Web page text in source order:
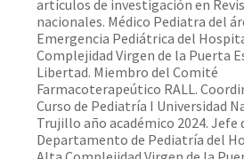
artículos de investigación en
nacionales. Médico Pediatra del
Emergencia Pediátrica del
Complejidad Virgen de la Puerta
Libertad. Miembro del Comité
Farmacoterapeútico RALL.
Curso de Pediatría I Universidad
Trujillo año académico 2024. Jefe
Departamento de Pediatría del